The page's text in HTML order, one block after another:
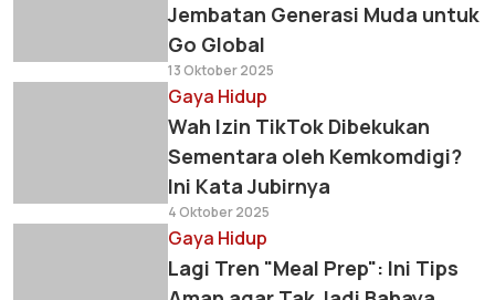
Jembatan Generasi Muda untuk
Go Global
13 Oktober 2025
Gaya Hidup
Wah Izin TikTok Dibekukan
Sementara oleh Kemkomdigi?
Ini Kata Jubirnya
4 Oktober 2025
Gaya Hidup
Lagi Tren "Meal Prep": Ini Tips